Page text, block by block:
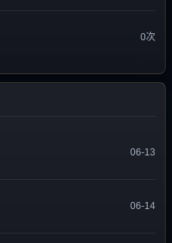
0次
06-13
06-14